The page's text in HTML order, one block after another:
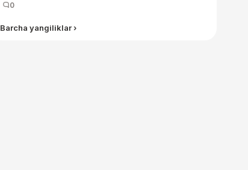
0
Barcha yangiliklar ›